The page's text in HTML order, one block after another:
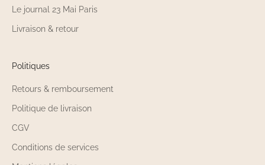
Le journal 23 Mai Paris
Livraison & retour
Politiques
Retours & remboursement
Politique de livraison
CGV
Conditions de services